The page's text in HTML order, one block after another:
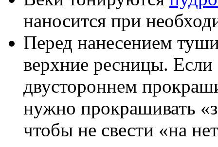
наносится при
Перед нанесением
верхние ресницы. Если
двустороннем
нужно прокрашивать
чтобы не свести «на